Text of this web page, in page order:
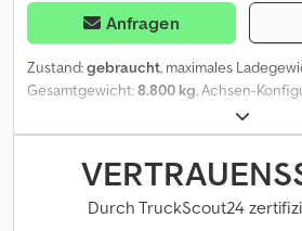
Anfragen
Zustand:gebraucht, maximales
Gesamtgewicht:8.800 kg, Achsen-
, Gesamtlänge:
2.550 mm, Gesamthöhe:2.750 mm,
Anhänger, Hydraulikaggregat für
Trommeldrehantrieb, links- und
max. Trommeldurchmesser ca. 800 - 3000
Durch TruckScout24